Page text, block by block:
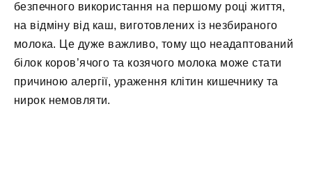
безпечного використання на першому році життя,
на відміну від каш, виготовлених із незбираного
молока. Це дуже важливо, тому що неадаптований
білок коров’ячого та козячого молока може стати
причиною алергії, ураження клітин кишечнику та
нирок немовляти.